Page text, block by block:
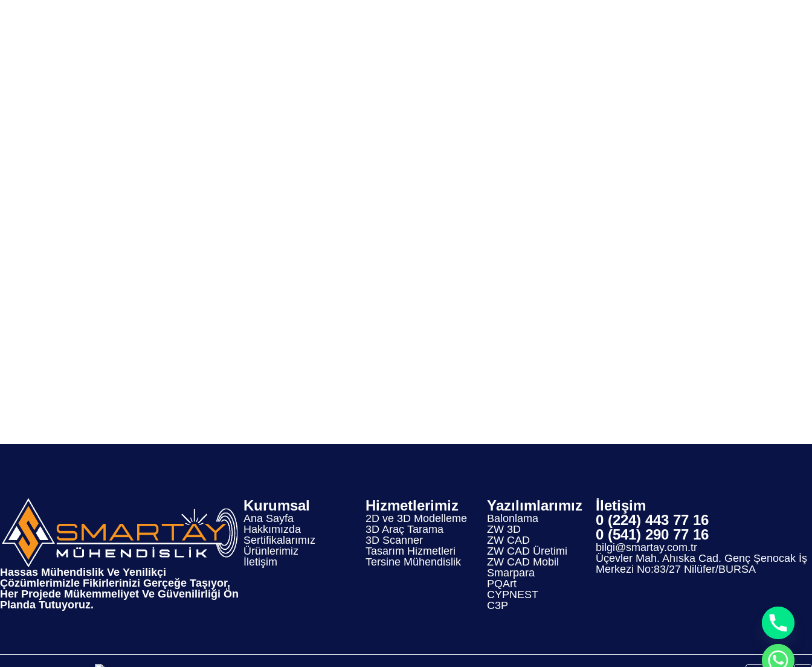
Hassas Mühendislik Ve Yenilikçi
Çözümlerimizle Fikirlerinizi Gerçeğe Taşıyor,
Her Projede Mükemmeliyet Ve Güvenilirliği Ön
Planda Tutuyoruz.
Kurumsal
Ana Sayfa
Hakkımızda
Sertifikalarımız
Ürünlerimiz
İletişim
Hizmetlerimiz
2D ve 3D Modelleme
3D Araç Tarama
3D Scanner
Tasarım Hizmetleri
Tersine Mühendislik
Yazılımlarımız
Balonlama
ZW 3D
ZW CAD
ZW CAD Üretimi
ZW CAD Mobil
Smarpara
PQArt
CYPNEST
C3P
İletişim
0 (224) 443 77 16
0 (541) 290 77 16
bilgi@smartay.com.tr
Üçevler Mah. Ahıska Cad. Genç Şenocak İş
Merkezi No:83/27 Nilüfer/BURSA